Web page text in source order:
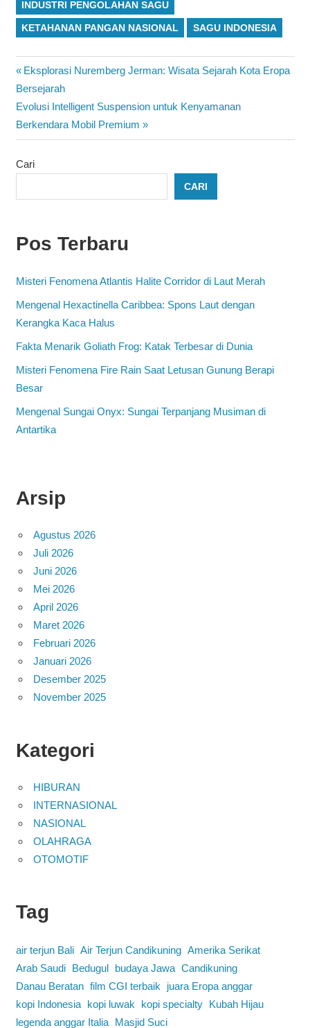
INDUSTRI PENGOLAHAN SAGU
KETAHANAN PANGAN NASIONAL SAGU INDONESIA
Navigasi
pos
Previous
Post:
Eksplorasi Nuremberg Jerman: Wisata Sejarah Kota Eropa
Bersejarah
Next
Post:
Evolusi Intelligent Suspension untuk Kenyamanan
Berkendara Mobil Premium
Cari
CARI
Pos Terbaru
Misteri Fenomena Atlantis Halite Corridor di Laut Merah
Mengenal Hexactinella Caribbea: Spons Laut dengan
Kerangka Kaca Halus
Fakta Menarik Goliath Frog: Katak Terbesar di Dunia
Misteri Fenomena Fire Rain Saat Letusan Gunung Berapi
Besar
Mengenal Sungai Onyx: Sungai Terpanjang Musiman di
Antartika
Arsip
Agustus 2026
Juli 2026
Juni 2026
Mei 2026
April 2026
Maret 2026
Februari 2026
Januari 2026
Desember 2025
November 2025
Kategori
HIBURAN
INTERNASIONAL
NASIONAL
OLAHRAGA
OTOMOTIF
Tag
air terjun Bali Air Terjun Candikuning Amerika Serikat
Arab Saudi
Bedugul budaya Jawa Candikuning
Danau Beratan film CGI terbaik
juara Eropa anggar
kopi Indonesia
kopi luwak kopi specialty
Kubah Hijau
legenda anggar Italia
Masjid Suci